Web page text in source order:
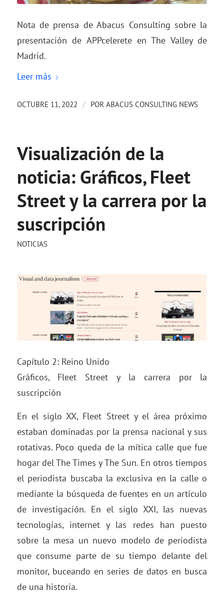
Nota de prensa de Abacus Consulting sobre la
presentación de APPcelerete en The Valley de
Madrid.
Leer más
OCTUBRE 11, 2022 / POR ABACUS CONSULTING NEWS
Visualización de la
noticia: Gráficos, Fleet
Street y la carrera por la
suscripción
NOTICIAS
Capítulo 2: Reino Unido
Gráficos, Fleet Street y la carrera por la
suscripción
En el siglo XX, Fleet Street y el área próximo
estaban dominadas por la prensa nacional y sus
rotativas. Poco queda de la mítica calle que fue
hogar del The Times y The Sun. En otros tiempos
el periodista buscaba la exclusiva en la calle o
mediante la búsqueda de fuentes en un artículo
de investigación. En el siglo XXI, las nuevas
tecnologías, internet y las redes han puesto
sobre la mesa un nuevo modelo de periodista
que consume parte de su tiempo delante del
monitor, buceando en series de datos en busca
de una historia.